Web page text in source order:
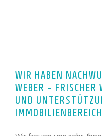
WIR HABEN
WEBER –
UND
IMMOBILIENBEREICH